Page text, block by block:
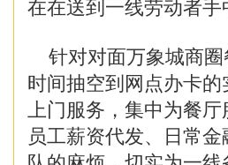
在在送到一线劳动者手
针对对面万象城商圈
时间抽空到网点办卡
上门服务，集中为餐
员工薪资代发、日常